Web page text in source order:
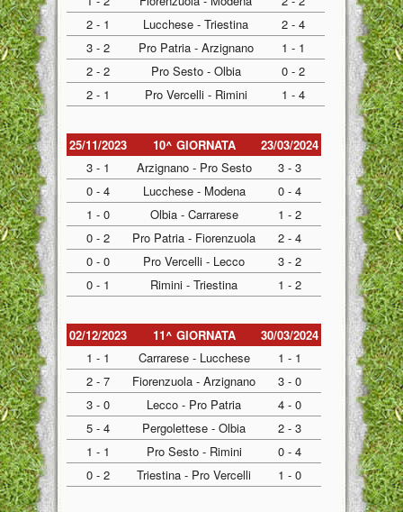
2 - 1
Lucchese - Triestina
2 - 4
3 - 2
Pro Patria - Arzignano
1 - 1
2 - 2
Pro Sesto - Olbia
0 - 2
2 - 1
Pro Vercelli - Rimini 1 - 4
25/11/2023 10^ GIORNATA
23/03/2024
3 - 1
Arzignano - Pro Sesto
3 - 3
0 - 4
Lucchese - Modena
0 - 4
1 - 0
Olbia - Carrarese
1 - 2
0 - 2
Pro Patria - Fiorenzuola
2 - 4
0 - 0
Pro Vercelli - Lecco
3 - 2
0 - 1
Rimini - Triestina 1 - 2
02/12/2023 11^ GIORNATA
30/03/2024
1 - 1
Carrarese - Lucchese
1 - 1
2 - 7
Fiorenzuola - Arzignano
3 - 0
3 - 0
Lecco - Pro Patria
4 - 0
5 - 4
Pergolettese - Olbia
2 - 3
1 - 1
Pro Sesto - Rimini
0 - 4
0 - 2
Triestina - Pro Vercelli 1 - 0